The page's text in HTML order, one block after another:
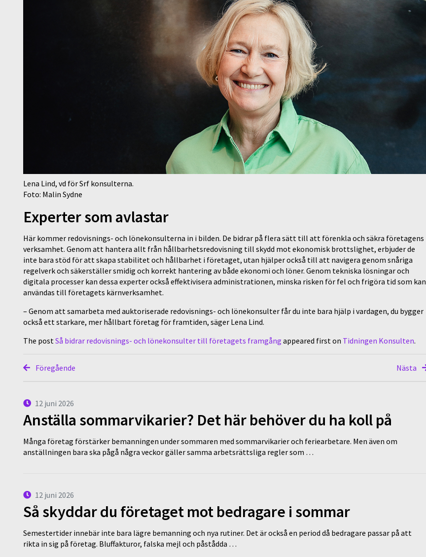
Lena Lind, vd för Srf konsulterna.
Foto: Malin Sydne
Experter som avlastar
Här kommer redovisnings- och lönekonsulterna in i bilden. De bidrar på flera sätt till att förenkla och säkra företagens
verksamhet. Genom att hantera allt från hållbarhetsredovisning till skydd mot ekonomisk brottslighet, erbjuder de
inte bara stöd för att skapa stabilitet och hållbarhet i företaget, utan hjälper också till att navigera genom snåriga
regelverk och säkerställer smidig och korrekt hantering av både ekonomi och löner. Genom tekniska lösningar och
digitala processer kan dessa experter också effektivisera administrationen, minska risken för fel och frigöra tid som kan
användas till företagets kärnverksamhet.
– Genom att samarbeta med auktoriserade redovisnings- och lönekonsulter får du inte bara hjälp i vardagen, du bygger
också ett starkare, mer hållbart företag för framtiden, säger Lena Lind.
The post Så bidrar redovisnings- och lönekonsulter till företagets framgång appeared first on Tidningen Konsulten.
Föregående Nästa
12 juni 2026
Anställa sommarvikarier? Det här behöver du ha koll på
Många företag förstärker bemanningen under sommaren med sommarvikarier och feriearbetare. Men även om
anställningen bara ska pågå några veckor gäller samma arbetsrättsliga regler som …
12 juni 2026
Så skyddar du företaget mot bedragare i sommar
Semestertider innebär inte bara lägre bemanning och nya rutiner. Det är också en period då bedragare passar på att
rikta in sig på företag. Bluffakturor, falska mejl och påstådda …